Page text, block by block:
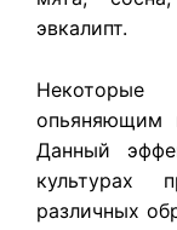
эвкалипт.
опьяняющим
Данный
культурах
различных